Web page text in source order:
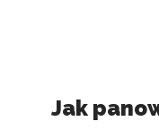
Jak